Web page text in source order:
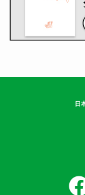
日